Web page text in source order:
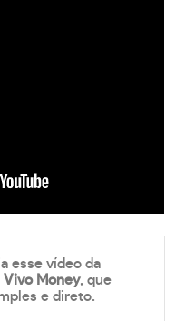
esse vídeo da
Vivo Money, que
e direto.